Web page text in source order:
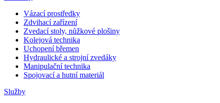
Vázací prostředky
Zdvihací zařízení
Zvedací stoly, nůžkové plošiny
Kolejová technika
Uchopení břemen
Hydraulické a strojní zvedáky
Manipulační technika
Spojovací a hutní materiál
Služby